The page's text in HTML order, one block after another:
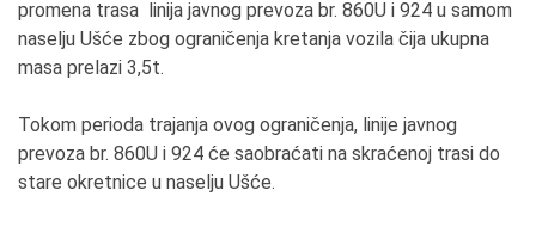
promena trasa linija javnog prevoza br. 860U i 924 u samom
naselju Ušće zbog ograničenja kretanja vozila čija ukupna
masa prelazi 3,5t.
Tokom perioda trajanja ovog ograničenja, linije javnog
prevoza br. 860U i 924 će saobraćati na skraćenoj trasi do
stare okretnice u naselju Ušće.